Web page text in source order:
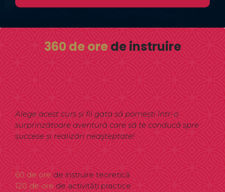
360 de ore de instruire
Alege acest curs și fii gata să pornești într-o
surprinzătoare aventură care să te conducă spre
succese și realizări neaşteptate!
60 de ore de instruire teoretică
120 de ore de activități practice